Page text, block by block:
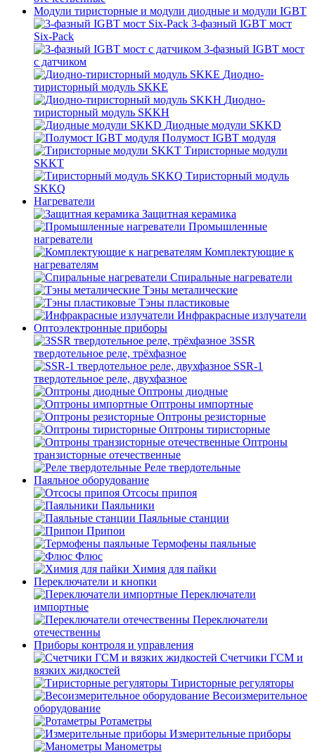
Модули тиристорные и модули диодные и модули IGBT
3-фазный IGBT мост
Six-Pack
3-фазный IGBT мост
с датчиком
Диодно-
тиристорный модуль SKKE
Диодно-
тиристорный модуль SKKH
Диодные модули SKKD
Полумост IGBT модуля
Тиристорные модули
SKKT
Тиристорный модуль
SKKQ
Нагреватели
Защитная керамика
Промышленные
нагреватели
Комплектующие к
нагревателям
Спиральные нагреватели
Тэны металические
Тэны пластиковые
Инфракрасные излучатели
Оптоэлектронные приборы
3SSR
твердотельное реле, трёхфазное
SSR-1
твердотельное реле, двухфазное
Оптроны диодные
Оптроны импортные
Оптроны резисторные
Оптроны тиристорные
Оптроны
транзисторные отечественные
Реле твердотельные
Паяльное оборудование
Отсосы припоя
Паяльники
Паяльные станции
Припои
Термофены паяльные
Флюс
Химия для пайки
Переключатели и кнопки
Переключатели
импортные
Переключатели
отечественны
Приборы контроля и управления
Счетчики ГСМ и
вязких жидкостей
Тиристорные регуляторы
Весоизмерительное
оборудование
Ротаметры
Измерительные приборы
Манометры